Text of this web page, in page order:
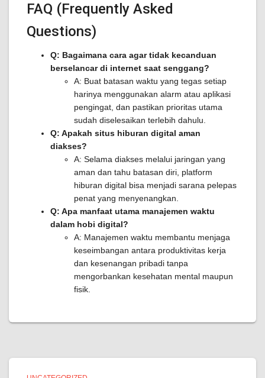
FAQ (Frequently Asked
Questions)
Q: Bagaimana cara agar tidak kecanduan
berselancar di internet saat senggang?
A: Buat batasan waktu yang tegas setiap
harinya menggunakan alarm atau aplikasi
pengingat, dan pastikan prioritas utama
sudah diselesaikan terlebih dahulu.
Q: Apakah situs hiburan digital aman
diakses?
A: Selama diakses melalui jaringan yang
aman dan tahu batasan diri, platform
hiburan digital bisa menjadi sarana pelepas
penat yang menyenangkan.
Q: Apa manfaat utama manajemen waktu
dalam hobi digital?
A: Manajemen waktu membantu menjaga
keseimbangan antara produktivitas kerja
dan kesenangan pribadi tanpa
mengorbankan kesehatan mental maupun
fisik.